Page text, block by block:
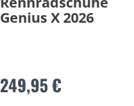
Genius X 2026
249,95 €